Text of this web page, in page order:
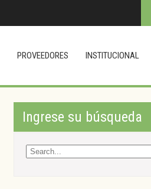
PROVEEDORES INSTITUCIONAL
Ingrese su búsqueda